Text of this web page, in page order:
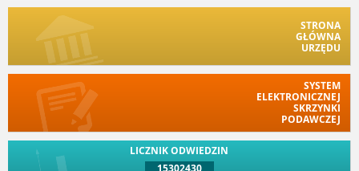
STRONA
GŁÓWNA
URZĘDU
SYSTEM
ELEKTRONICZNEJ
SKRZYNKI
PODAWCZEJ
LICZNIK ODWIEDZIN